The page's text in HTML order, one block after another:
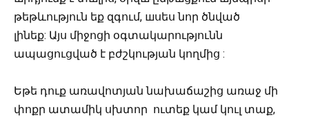
թեթևություն եք զգում, шսես նոր ծնված
լինեք: Այս միջոցի օգտակարությունն
ապացուցված է բժշկության կողմից :
Եթե դուք առավոտյան նախաճաշից առաջ մի
փոքր ատամիկ սխտոր ուտեք կամ կուլ տաք,